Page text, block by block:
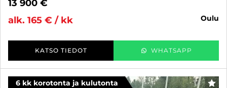
13 900 €
alk. 165 € / kk
oulu
KATSO TIEDOT WHATSAPP
6 kk korotonta ja kulutonta